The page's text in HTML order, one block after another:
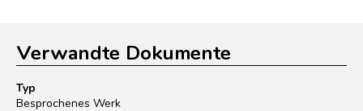
Verwandte Dokumente
Typ
Besprochenes Werk